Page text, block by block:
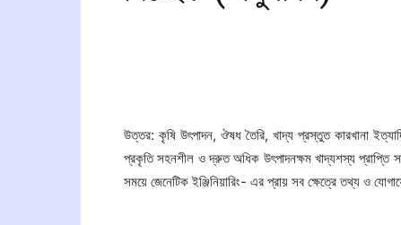
উত্তর: কৃষি উৎপাদন, ঔষধ তৈরি, খাদ্য প্রস্তুত কারখানা
প্রকৃতি সহনশীল ও দ্রুত অধিক উৎপাদনক্ষম খাদ্যশস্য প্রাপ্তি
সময়ে জেনেটিক ইঞ্জিনিয়ারিং- এর প্রায় সব ক্ষেত্রে তথ্য ও